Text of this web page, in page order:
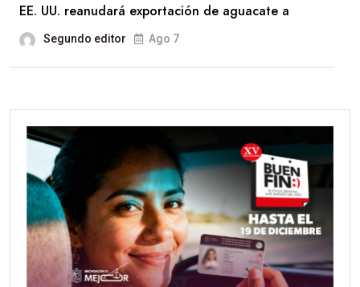
EE. UU. reanudará exportación de aguacate a
Segundo editor Ago 7